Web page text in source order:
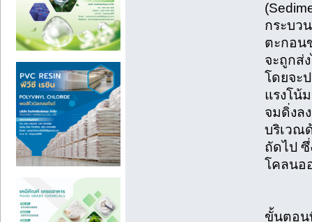
กระบว
ตะกอน
จะถูกส่
โดยจะ
แรงโน้
จมดิ่งล
บริเวณ
ถัดไป
โคลนอ
ขั้นตอน